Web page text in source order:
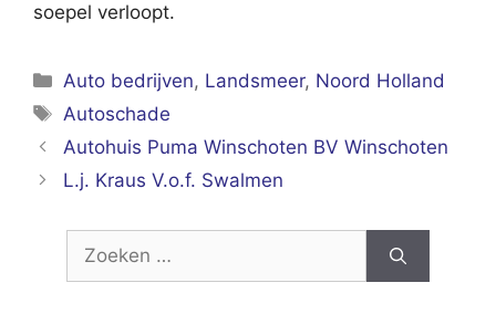
soepel verloopt.
Categorieën
Auto bedrijven, Landsmeer, Noord Holland
Tags
Autoschade
Autohuis Puma Winschoten BV Winschoten
L.j. Kraus V.o.f. Swalmen
Zoek